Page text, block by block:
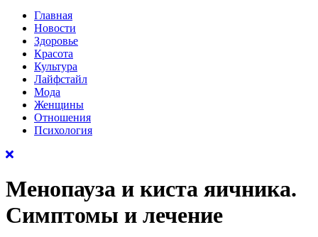
меню
Главная
Новости
Здоровье
Красота
Культура
Лайфстайл
Мода
Женщины
Отношения
Психология
Менопауза и киста яичника.
Симптомы и лечение